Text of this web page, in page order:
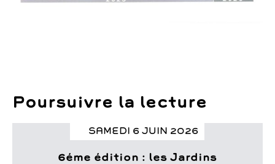
Poursuivre la lecture
SAMEDI 6 JUIN 2026
6éme édition : les Jardins